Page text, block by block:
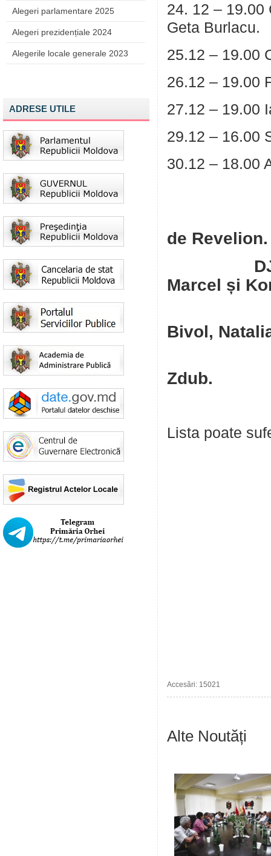
Alegeri parlamentare 2025
Alegeri prezidențiale 2024
Alegerile locale generale 2023
ADRESE UTILE
24. 12 – 19.00
Geta Burlacu.
25.12 – 19.00
26.12 – 19.00
27.12 – 19.00
29.12 – 16.00
30.12 – 18.00
de
DJ
Marcel și
Bivol,
Zdub.
Lista poate
Accesări: 15021
Alte Noutăți